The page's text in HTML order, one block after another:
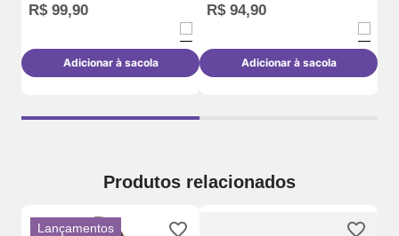
R$ 99,90
Adicionar à sacola
R$ 94,90
Adicionar à sacola
Produtos relacionados
Lançamentos